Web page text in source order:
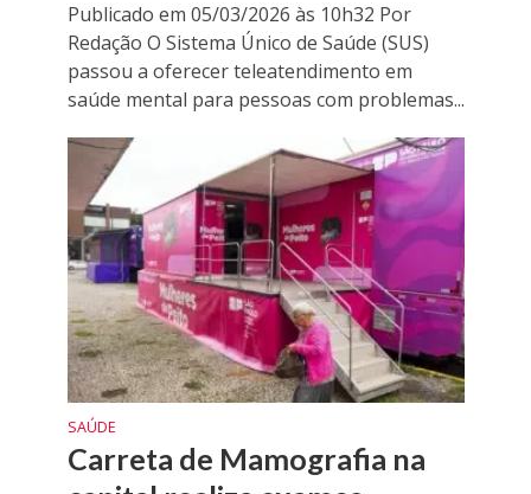
Publicado em 05/03/2026 às 10h32 Por
Redação O Sistema Único de Saúde (SUS)
passou a oferecer teleatendimento em
saúde mental para pessoas com problemas...
SAÚDE
Carreta de Mamografia na